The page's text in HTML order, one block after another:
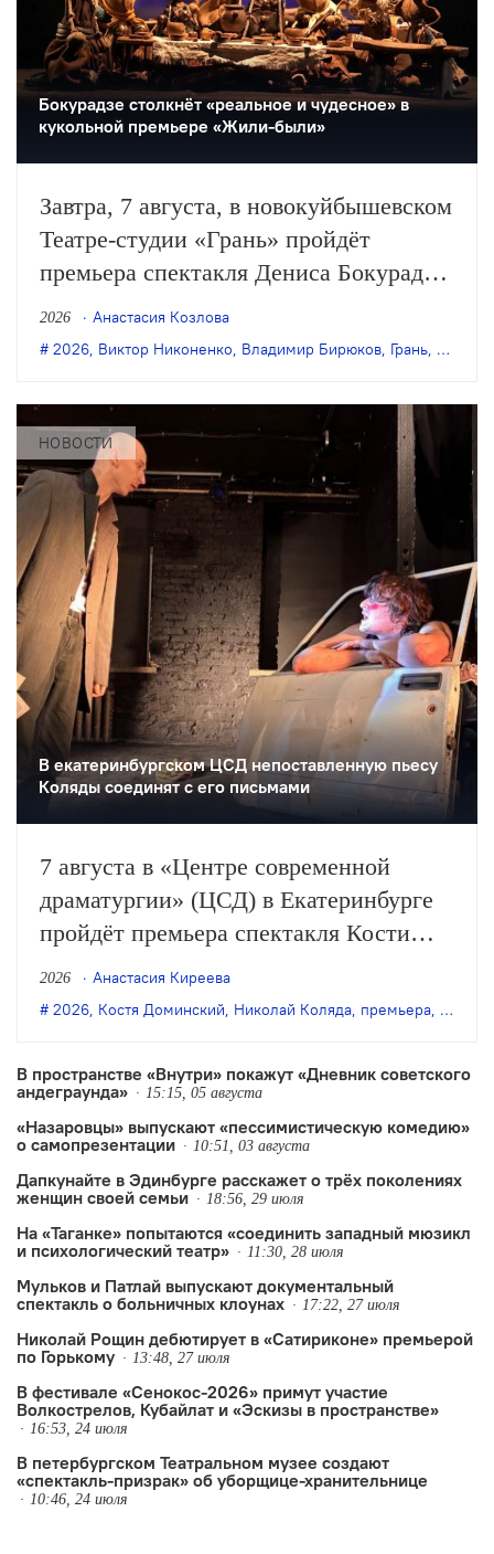
Бокурадзе столкнëт «реальное и чудесное» в
кукольной премьере «Жили-были»
Завтра, 7 августа, в новокуйбышевском
Театре-студии «Грань» пройдёт
премьера спектакля Дениса Бокурадзе
«Жили-были» по пьесе Владимира
Бирюкова.
2026
Анастасия Козлова
2026, Виктор Никоненко, Владимир Бирюков, Грань, Денис
НОВОСТИ
В екатеринбургском ЦСД непоставленную пьесу
Коляды соединят с его письмами
7 августа в «Центре современной
драматургии» (ЦСД) в Екатеринбурге
пройдёт премьера спектакля Кости
Доминского «Симонов и Кузнецов» по
одноимённой пьесе Николая Коляды.
2026
Анастасия Киреева
2026, Костя Доминский, Николай Коляда, премьера,
В пространстве «Внутри» покажут «Дневник советского
андеграунда»
15:15, 05 августа
«Назаровцы» выпускают «пессимистическую комедию»
о самопрезентации
10:51, 03 августа
Дапкунайте в Эдинбурге расскажет о трёх поколениях
женщин своей семьи
18:56, 29 июля
На «Таганке» попытаются «соединить западный мюзикл
и психологический театр»
11:30, 28 июля
Мульков и Патлай выпускают документальный
спектакль о больничных клоунах
17:22, 27 июля
Николай Рощин дебютирует в «Сатириконе» премьерой
по Горькому
13:48, 27 июля
В фестивале «Сенокос-2026» примут участие
Волкострелов, Кубайлат и «Эскизы в пространстве»
16:53, 24 июля
В петербургском Театральном музее создают
«спектакль-призрак» об уборщице-хранительнице
10:46, 24 июля